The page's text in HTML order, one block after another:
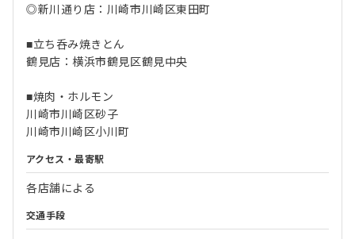
◎新川通り店：川崎市川崎区東田町
■立ち呑み焼きとん
鶴見店：横浜市鶴見区鶴見中央
■焼肉・ホルモン
川崎市川崎区砂子
川崎市川崎区小川町
アクセス・最寄駅
各店舗による
交通手段